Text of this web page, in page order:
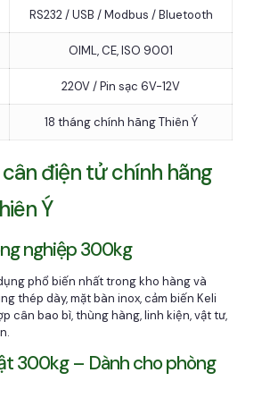
RS232 / USB / Modbus / Bluetooth
OIML, CE, ISO 9001
220V / Pin sạc 6V-12V
18 tháng chính hãng Thiên Ý
cân điện tử chính hãng
Ý
nghiệp 300kg
phổ biến nhất trong kho hàng và
thép dày, mặt bàn inox, cảm biến Keli
cân bao bì, thùng hàng, linh kiện, vật tư,
300kg – Dành cho phòng